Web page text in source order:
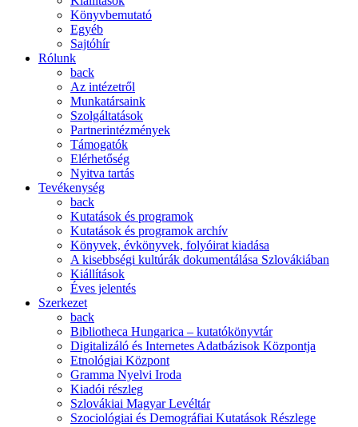
Könyvbemutató
Egyéb
Sajtóhír
Rólunk
back
Az intézetről
Munkatársaink
Szolgáltatások
Partnerintézmények
Támogatók
Elérhetőség
Nyitva tartás
Tevékenység
back
Kutatások és programok
Kutatások és programok archív
Könyvek, évkönyvek, folyóirat kiadása
A kisebbségi kultúrák dokumentálása Szlovákiában
Kiállítások
Éves jelentés
Szerkezet
back
Bibliotheca Hungarica – kutatókönyvtár
Digitalizáló és Internetes Adatbázisok Központja
Etnológiai Központ
Gramma Nyelvi Iroda
Kiadói részleg
Szlovákiai Magyar Levéltár
Szociológiai és Demográfiai Kutatások Részlege